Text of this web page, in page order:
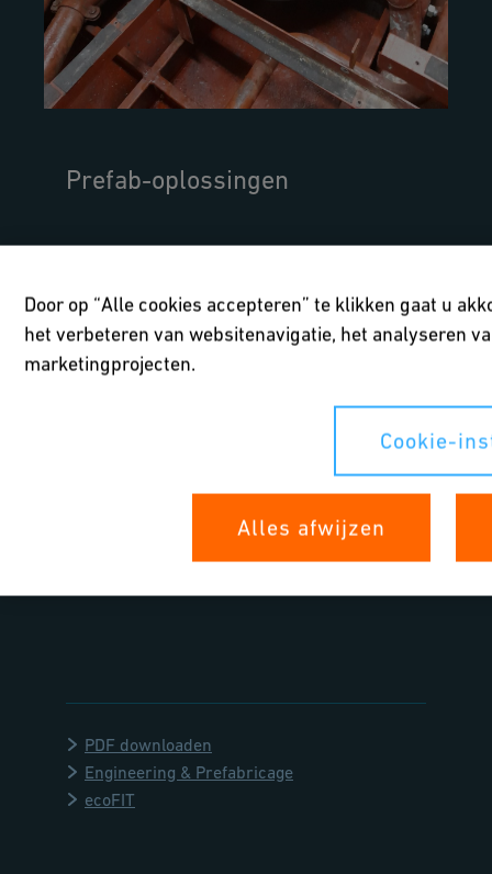
Prefab-oplossingen
MS Zeeburg, een sleephopperzuiger,
gebruikt lichtgewicht, corrosievrije ecoFIT
corrosievrij alternatief voor metaal. GF
Industry and Infrastructure Flow
Solutions bood uitgebreide ondersteuning
tijdens het hele project, inclusief planning,
PDF downloaden
Engineering & Prefabricage
ecoFIT
Door op “Alle cookies accepteren” te klikken gaat u
het verbeteren van websitenavigatie, het analyseren
marketingprojecten.
Cookie-
Alles afwijzen